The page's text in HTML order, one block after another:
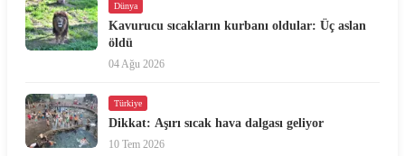
Dünya
Kavurucu sıcakların kurbanı oldular: Üç aslan
öldü
04 Ağu 2026
Türkiye
Dikkat: Aşırı sıcak hava dalgası geliyor
10 Tem 2026